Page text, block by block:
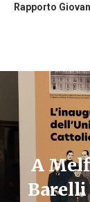
Rapporto
A
Barelli